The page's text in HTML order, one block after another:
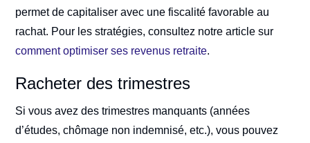
permet de capitaliser avec une fiscalité favorable au
rachat. Pour les stratégies, consultez notre article sur
comment optimiser ses revenus retraite.
Racheter des trimestres
Si vous avez des trimestres manquants (années
d’études, chômage non indemnisé, etc.), vous pouvez